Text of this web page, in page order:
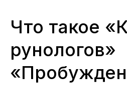
Что такое
рунологов»